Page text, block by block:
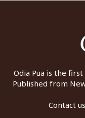
Odia Pua is the
Published from
Contact